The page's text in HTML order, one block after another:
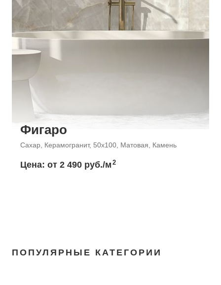
Фигаро
Сахар, Керамогранит, 50x100, Матовая, Камень
Цена: от 2 490 руб./м 2
ПОПУЛЯРНЫЕ КАТЕГОРИИ